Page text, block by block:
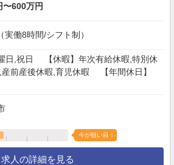
〜600万円
働8時間/シフト制）
曜日,祝日 【休暇】年次有給休暇,特別休
産前産後休暇,育児休暇 【年間休日】
今が狙い目！
求人の詳細を見る